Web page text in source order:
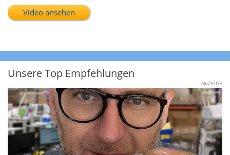
Video ansehen
Unsere Top Empfehlungen
ANZEIGE